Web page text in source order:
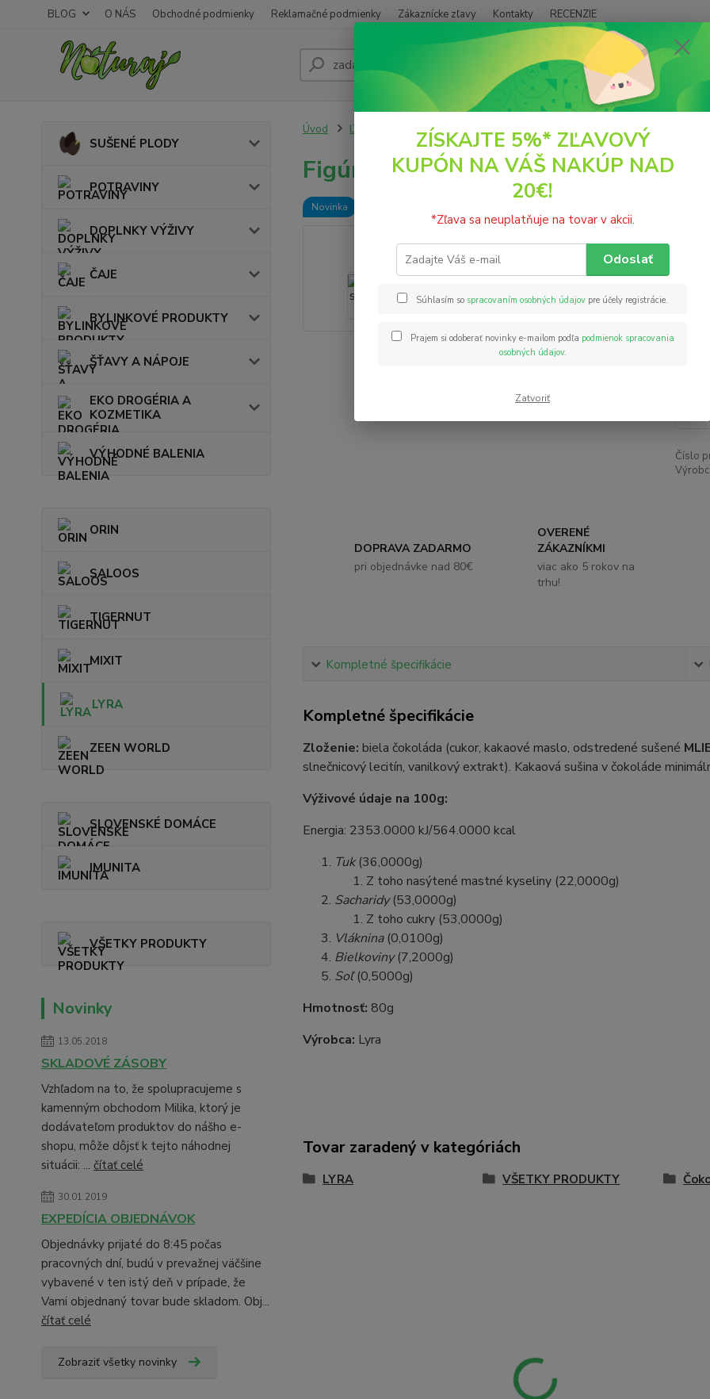
BLOG O NÁS Obchodné podmienky Reklamačné podmienky Zákaznícke zľavy Kontakty RECENZIE
Hľadať
(PO
SUŠENÉ PLODY
POTRAVINY
DOPLNKY VÝŽIVY
ČAJE
BYLINKOVÉ PRODUKTY
ŠŤAVY A NÁPOJE
EKO DROGÉRIA A
KOZMETIKA
VÝHODNÉ BALENIA
ORIN
SALOOS
TIGERNUT
MIXIT
LYRA
ZEEN WORLD
SLOVENSKÉ DOMÁCE
IMUNITA
VŠETKY PRODUKTY
Novinky
13.05.2018
SKLADOVÉ ZÁSOBY
Vzhľadom na to, že spolupracujeme s
kamenným obchodom Milika, ktorý je
dodávateľom produktov do nášho e-
shopu, môže dôjsť k tejto náhodnej
situácii: ... čítať celé
30.01.2019
EXPEDÍCIA OBJEDNÁVOK
Objednávky prijaté do 8:45 počas
pracovných dní, budú v prevažnej väčšine
vybavené v ten istý deň v prípade, že
Vami objednaný tovar bude skladom. Obj...
čítať celé
Zobraziť všetky novinky
Úvod LYRA Figúrka slaný karamel 80g Lyra
Figúrka slaný karamel 80g Lyra
Novinka
Číslo
DOPRAVA ZADARMO
pri objednávke nad 80€
OVERENÉ
ZÁKAZNÍKMI
viac ako 5 rokov na
trhu!
Kompletné špecifikácie
Kompletné špecifikácie
Zloženie: biela čokoláda (cukor, kakaové maslo, odstredené sušené
slnečnicový lecitín, vanilkový extrakt). Kakaová sušina v čokoláde
Výživové údaje na 100g:
Energia: 2353.0000 kJ/564.0000 kcal
Tuk(36,0000g)
Z toho nasýtené mastné kyseliny (22,0000g)
Sacharidy(53,0000g)
Z toho cukry (53,0000g)
Vláknina(0,0100g)
Bielkoviny(7,2000g)
Soľ(0,5000g)
Hmotnosť: 80g
Výrobca: Lyra
Tovar zaradený v kategóriách
LYRA VŠETKY PRODUKTY
ZÍSKAJTE 5%* ZĽAVOVÝ
KUPÓN NA VÁŠ NAKÚP NAD
20€!
*Zľava sa neuplatňuje na tovar v akcii.
Odoslať
Súhlasím so spracovaním osobných údajov pre účely registrácie.
Prajem si odoberať novinky e-mailom podľa podmienok spracovania
osobných údajov.
Zatvoriť